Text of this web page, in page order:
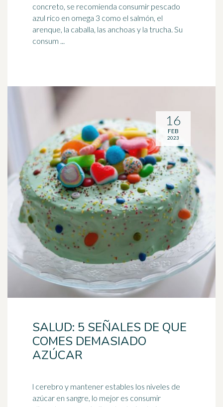
concreto, se recomienda consumir pescado
azul rico en omega 3 como el salmón, el
arenque, la caballa, las anchoas y la trucha. Su
consum ...
SALUD: 5 SEÑALES DE QUE
COMES DEMASIADO
AZÚCAR
l cerebro y mantener estables los niveles de
azúcar en sangre, lo mejor es consumir
16
FEB
2023